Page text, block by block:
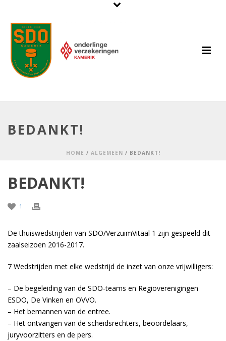
BEDANKT!
HOME / ALGEMEEN / BEDANKT!
BEDANKT!
1
De thuiswedstrijden van SDO/VerzuimVitaal 1 zijn gespeeld dit
zaalseizoen 2016-2017.
7 Wedstrijden met elke wedstrijd de inzet van onze vrijwilligers:
– De begeleiding van de SDO-teams en Regioverenigingen
ESDO, De Vinken en OVVO.
– Het bemannen van de entree.
– Het ontvangen van de scheidsrechters, beoordelaars,
juryvoorzitters en de pers.